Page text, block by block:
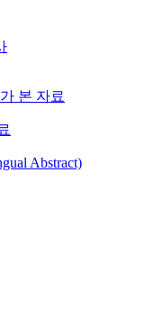
본 자료
Abstract)